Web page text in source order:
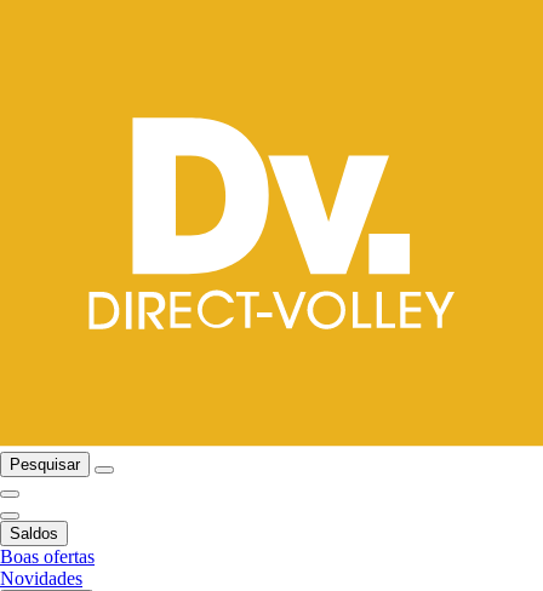
Pesquisar
Saldos
Boas ofertas
Novidades